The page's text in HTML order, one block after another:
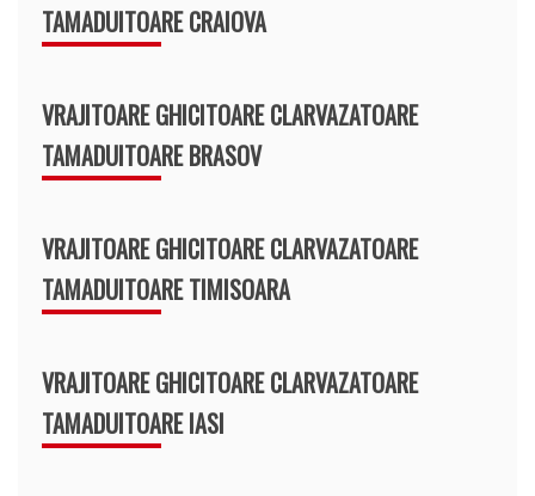
TAMADUITOARE CRAIOVA
VRAJITOARE GHICITOARE CLARVAZATOARE
TAMADUITOARE BRASOV
VRAJITOARE GHICITOARE CLARVAZATOARE
TAMADUITOARE TIMISOARA
VRAJITOARE GHICITOARE CLARVAZATOARE
TAMADUITOARE IASI